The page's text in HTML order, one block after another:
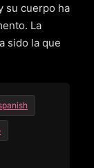
su cuerpo ha
La
sido la que